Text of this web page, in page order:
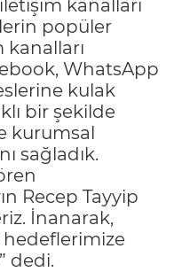
kanalları
popüler
kanalları
WhatsApp
kulak
bir şekilde
kurumsal
sağladık.
Recep Tayyip
İnanarak,
hedeflerimize
dedi.